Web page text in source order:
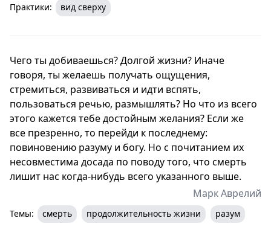
Практики:
вид сверху
Чего ты добиваешься? Долгой жизни? Иначе
говоря, ты желаешь получать ощущения,
стремиться, развиваться и идти вспять,
пользоваться речью, размышлять? Но что из всего
этого кажется тебе достойным желания? Если же
все презренно, то перейди к последнему:
повиновению разуму и богу. Но с почитанием их
несовместима досада по поводу того, что смерть
лишит нас когда-нибудь всего указанного выше.
Марк Аврелий
Темы: смерть продолжительность жизни разум